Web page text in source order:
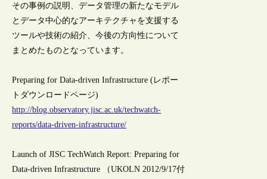
その事例の説明、データ管理の新たなモデル
とデータ中心的なアーキテクチャを支援する
ツールや技術の紹介、今後の方向性について
まとめたものとなっています。
Preparing for Data-driven Infrastructure (レポー
トダウンロードページ)
http://blog.observatory.jisc.ac.uk/techwatch-
reports/data-driven-infrastructure/
Launch of JISC TechWatch Report: Preparing for
Data-driven Infrastructure （UKOLN 2012/9/17付